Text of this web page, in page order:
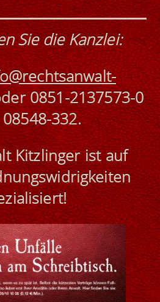
Sie die Kanzlei:
0851-2137573-0
08548-332.
Kitzlinger istauf